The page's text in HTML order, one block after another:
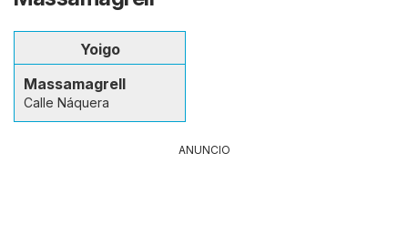
Yoigo
Massamagrell
Calle Náquera
ANUNCIO